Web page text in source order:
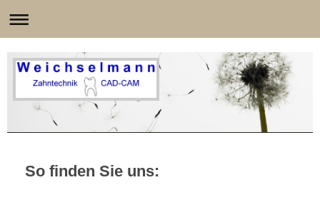
So finden Sie uns: